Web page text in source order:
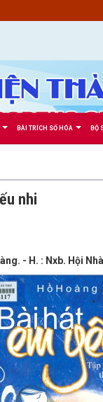
BÀI TRÍCH SỐ HÓA BỘ
nhi
- H. : Nxb. Hội